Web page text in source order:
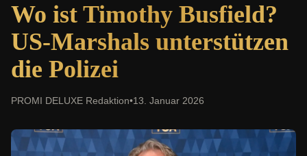
Wo ist Timothy Busfield?
US-Marshals unterstützen
die Polizei
PROMI DELUXE Redaktion•13. Januar 2026